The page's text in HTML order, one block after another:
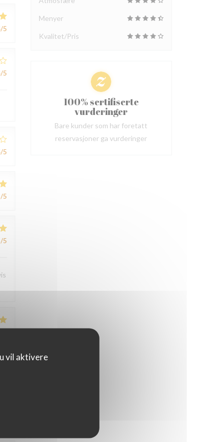
vil aktivere
/5
/5
/5
/5
/5
Menyer
Kvalitet/Pris
100% sertifiserte
vurderinger
Bare kunder som har foretatt
reservasjoner ga vurderinger